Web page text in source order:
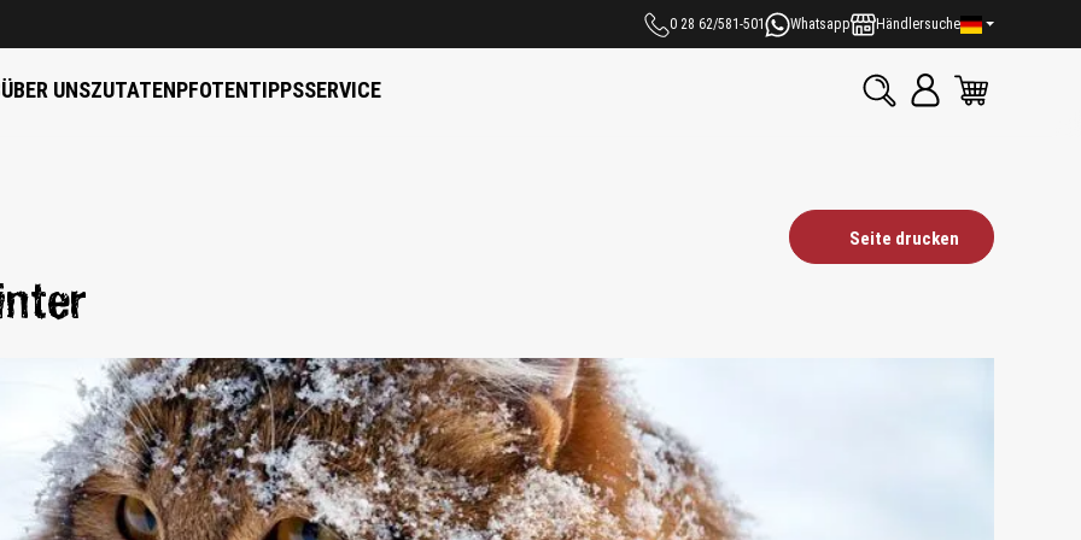
0 28 62/581-501 Whatsapp Händlersuche
ÜBER UNSZUTATENPFOTENTIPPSSERVICE
Seite drucken